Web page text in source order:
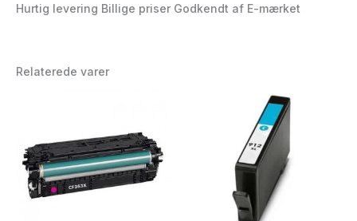
Hurtig levering Billige priser Godkendt af E-mærket
Relaterede varer